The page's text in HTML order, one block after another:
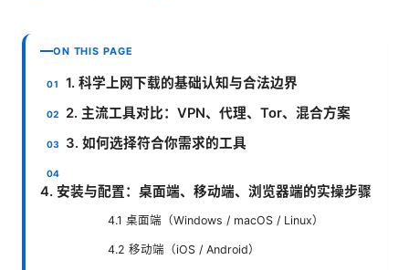
ON THIS PAGE
1. 科学上网下载的基础认知与合法边界
2. 主流工具对比：VPN、代理、Tor、混合方案
3. 如何选择符合你需求的工具
4. 安装与配置：桌面端、移动端、浏览器端的实操步骤
4.1 桌面端（Windows / macOS / Linux）
4.2 移动端（iOS / Android）